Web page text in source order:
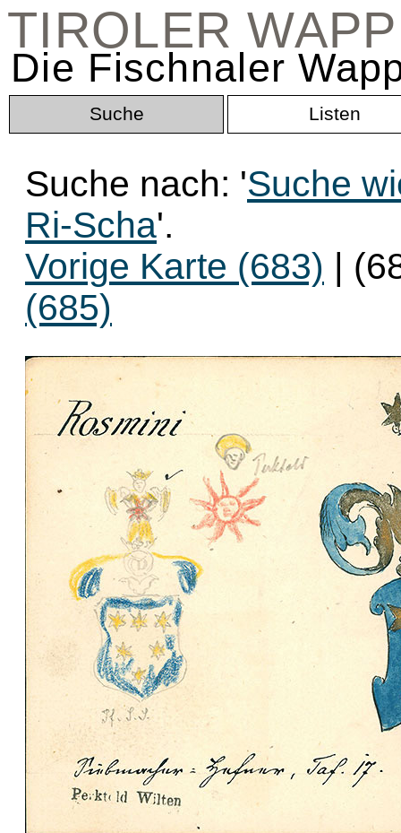
TIROLER
Die Fischnaler
Suche Listen
Suche nach: 'Suche
Ri-Scha'.
Vorige Karte (683) |
(685)